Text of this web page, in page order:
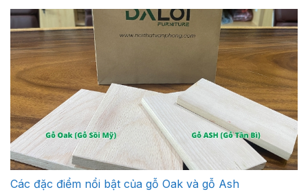
Các đặc điểm nổi bật của gỗ Oak và gỗ Ash